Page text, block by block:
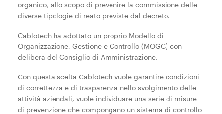
Richiedi offerta->
organico, allo scopo di prevenire la commissione delle
diverse tipologie di reato previste dal decreto.
Cablotech ha adottato un proprio Modello di
Organizzazione, Gestione e Controllo (MOGC) con
delibera del Consiglio di Amministrazione.
Con questa scelta Cablotech vuole garantire condizioni
di correttezza e di trasparenza nello svolgimento delle
attività aziendali, vuole individuare una serie di misure
di prevenzione che compongano un sistema di controllo